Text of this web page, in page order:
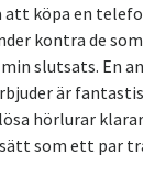
att köpa en
kontra de
slutsats. En
är
hörlurar
som ett par